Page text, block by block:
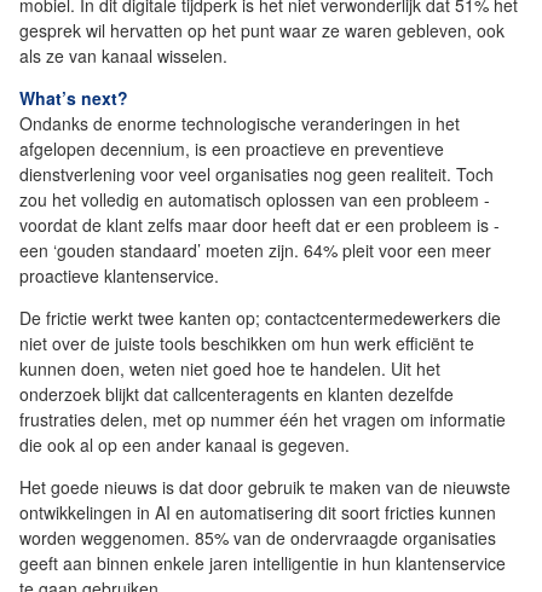
mobiel. In dit digitale tijdperk is het niet verwonderlijk dat 51% het
gesprek wil hervatten op het punt waar ze waren gebleven, ook
als ze van kanaal wisselen.
What’s next?
Ondanks de enorme technologische veranderingen in het
afgelopen decennium, is een proactieve en preventieve
dienstverlening voor veel organisaties nog geen realiteit. Toch
zou het volledig en automatisch oplossen van een probleem -
voordat de klant zelfs maar door heeft dat er een probleem is -
een ‘gouden standaard’ moeten zijn. 64% pleit voor een meer
proactieve klantenservice.
De frictie werkt twee kanten op; contactcentermedewerkers die
niet over de juiste tools beschikken om hun werk efficiënt te
kunnen doen, weten niet goed hoe te handelen. Uit het
onderzoek blijkt dat callcenteragents en klanten dezelfde
frustraties delen, met op nummer één het vragen om informatie
die ook al op een ander kanaal is gegeven.
Het goede nieuws is dat door gebruik te maken van de nieuwste
ontwikkelingen in AI en automatisering dit soort fricties kunnen
worden weggenomen. 85% van de ondervraagde organisaties
geeft aan binnen enkele jaren intelligentie in hun klantenservice